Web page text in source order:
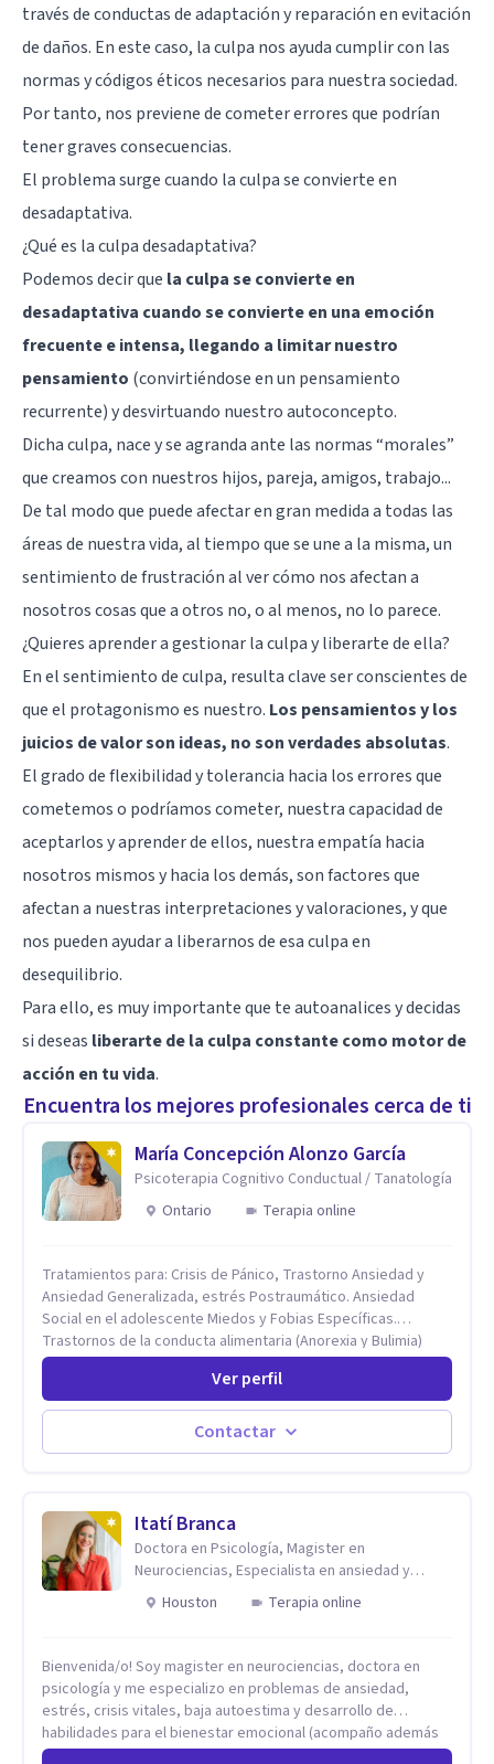
través de conductas de adaptación y reparación en evitación
de daños. En este caso, la culpa nos ayuda cumplir con las
normas y códigos éticos necesarios para nuestra sociedad.
Por tanto, nos previene de cometer errores que podrían
tener graves consecuencias.
El problema surge cuando la culpa se convierte en
desadaptativa.
¿Qué es la culpa desadaptativa?
Podemos decir que la culpa se convierte en
desadaptativa cuando se convierte en una emoción
frecuente e intensa, llegando a limitar nuestro
pensamiento (convirtiéndose en un pensamiento
recurrente) y desvirtuando nuestro autoconcepto.
Dicha culpa, nace y se agranda ante las normas “morales”
que creamos con nuestros hijos, pareja, amigos, trabajo...
De tal modo que puede afectar en gran medida a todas las
áreas de nuestra vida, al tiempo que se une a la misma, un
sentimiento de frustración al ver cómo nos afectan a
nosotros cosas que a otros no, o al menos, no lo parece.
¿Quieres aprender a gestionar la culpa y liberarte de ella?
En el sentimiento de culpa, resulta clave ser conscientes de
que el protagonismo es nuestro. Los pensamientos y los
juicios de valor son ideas, no son verdades absolutas.
El grado de flexibilidad y tolerancia hacia los errores que
cometemos o podríamos cometer, nuestra capacidad de
aceptarlos y aprender de ellos, nuestra empatía hacia
nosotros mismos y hacia los demás, son factores que
afectan a nuestras interpretaciones y valoraciones, y que
nos pueden ayudar a liberarnos de esa culpa en
desequilibrio.
Para ello, es muy importante que te autoanalices y decidas
si deseas liberarte de la culpa constante como motor de
acción en tu vida.
Encuentra los mejores profesionales cerca de ti
María Concepción Alonzo García
Psicoterapia Cognitivo Conductual / Tanatología
Ontario
Terapia online
Tratamientos para: Crisis de Pánico, Trastorno Ansiedad y
Ansiedad Generalizada, estrés Postraumático. Ansiedad
Social en el adolescente Miedos y Fobias Específicas.
Trastornos de la conducta alimentaria (Anorexia y Bulimia)
Modificación conductas no deseadas. Impulsividad,
conductas obsesivas, compulsividad. Trastorno obsesivo
compulsivo. Tratamiento Eficaz para la Depresión (AC)
Evaluación, contención e intervención en riesgo Suicida
Conductas autolesivas en el adolescente. Problemas con el
vínculo del Apego Seguro. Orientación sexual,
Acompañamiento Tanatológico. Cuidados paliativos en
enfermedades crónicas.
Ver perfil
Contactar
Itatí Branca
Doctora en Psicología, Magister en
Neurociencias, Especialista en ansiedad y
mindfulness
Houston Terapia online
Bienvenida/o! Soy magister en neurociencias, doctora en
psicología y me especializo en problemas de ansiedad,
estrés, crisis vitales, baja autoestima y desarrollo de
habilidades para el bienestar emocional (acompaño además
problemáticas como la desregulación emocional, tendencias